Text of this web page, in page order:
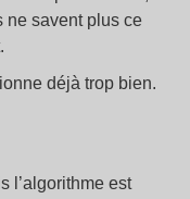
ne savent plus ce
déjà trop bien.
l’algorithme est